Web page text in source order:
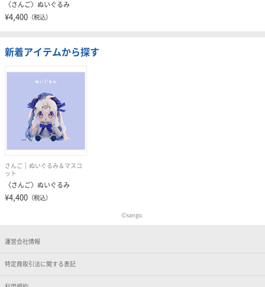
〈さんご〉ぬいぐるみ
¥4,400 （税込）
新着アイテムから探す
さんご
ぬいぐるみ＆マスコ
ット
〈さんご〉ぬいぐるみ
¥4,400 （税込）
Ⓒsango.
運営会社情報
特定商取引法に関する表記